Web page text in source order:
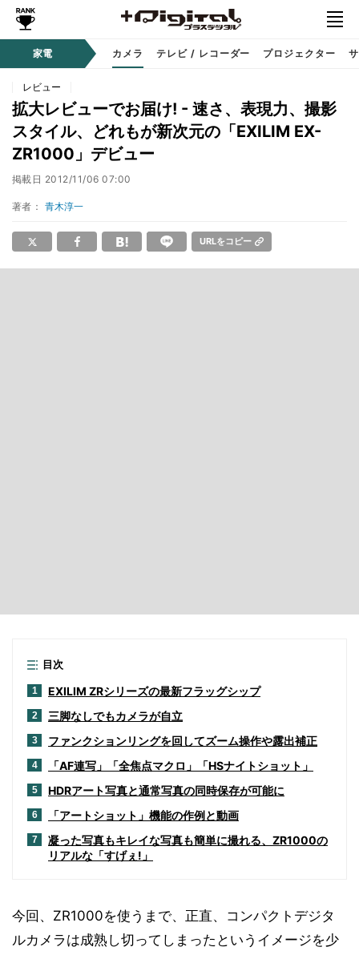
家電 カメラ テレビ / レコーダー プロジェクター
レビュー
拡大レビューでお届け! - 速さ、表現力、撮影
スタイル、どれもが新次元の「EXILIM EX-
ZR1000」デビュー
掲載日 2012/11/06 07:00
著者： 青木淳一
URLをコピー
目次
1 EXILIM ZRシリーズの最新フラッグシップ
2 三脚なしでもカメラが自立
3 ファンクションリングを回してズーム操作や露出補正
4 「AF連写」「全焦点マクロ」「HSナイトショット」
5 HDRアート写真と通常写真の同時保存が可能に
6 「アートショット」機能の作例と動画
7
凝った写真もキレイな写真も簡単に撮れる、ZR1000の
リアルな「すげぇ!」
今回、ZR1000を使うまで、正直、コンパクトデジタ
ルカメラは成熟し切ってしまったというイメージを少